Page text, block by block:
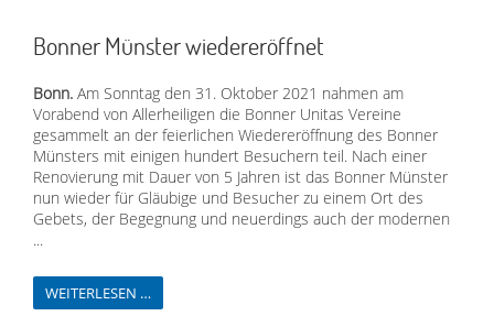
Bonner Münster wiedereröffnet
Bonn. Am Sonntag den 31. Oktober 2021 nahmen am
Vorabend von Allerheiligen die Bonner Unitas Vereine
gesammelt an der feierlichen Wiedereröffnung des Bonner
Münsters mit einigen hundert Besuchern teil. Nach einer
Renovierung mit Dauer von 5 Jahren ist das Bonner Münster
nun wieder für Gläubige und Besucher zu einem Ort des
Gebets, der Begegnung und neuerdings auch der modernen
...
WEITERLESEN …